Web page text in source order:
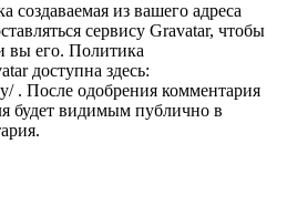
создаваемая из вашего адреса
сервису Gravatar, чтобы
вы его. Политика
доступна здесь:
. После одобрения комментария
будет видимым публично в